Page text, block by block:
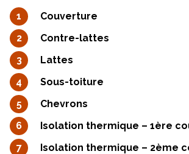
Couverture
Contre-lattes
Lattes
Sous-toiture
Chevrons
Isolation thermique – 1ère
Isolation thermique – 2ème